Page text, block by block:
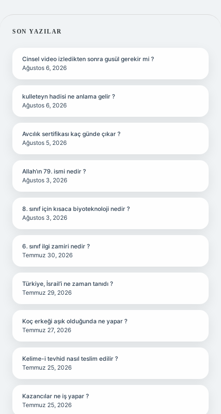
SIDEBAR
SON YAZILAR
Cinsel video izledikten sonra gusül gerekir mi ?
Ağustos 6, 2026
kulleteyn hadisi ne anlama gelir ?
Ağustos 6, 2026
Avcılık sertifikası kaç günde çıkar ?
Ağustos 5, 2026
Allah’ın 79. ismi nedir ?
Ağustos 3, 2026
8. sınıf için kısaca biyoteknoloji nedir ?
Ağustos 3, 2026
6. sınıf ilgi zamiri nedir ?
Temmuz 30, 2026
Türkiye, İsrail’i ne zaman tanıdı ?
Temmuz 29, 2026
Koç erkeği aşık olduğunda ne yapar ?
Temmuz 27, 2026
Kelime-i tevhid nasıl teslim edilir ?
Temmuz 25, 2026
Kazancılar ne iş yapar ?
Temmuz 25, 2026